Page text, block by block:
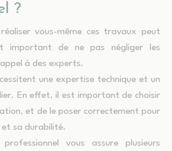
?
vous-même ces travaux peut
important de ne pas négliger les
à des experts.
une expertise technique et un
En effet, il est important de choisir
et de le poser correctement pour
sa durabilité.
vous assure plusieurs